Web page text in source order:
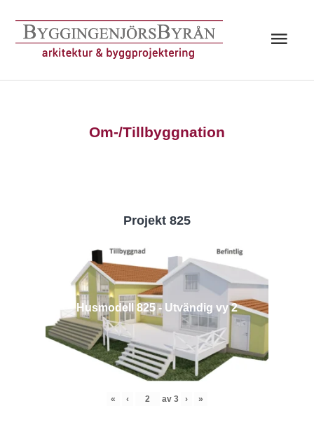
innehåll
Om-/Tillbyggnation
Projekt 825
Husmodell 825 - Utvändig vy 2
« ‹ av 3 › »